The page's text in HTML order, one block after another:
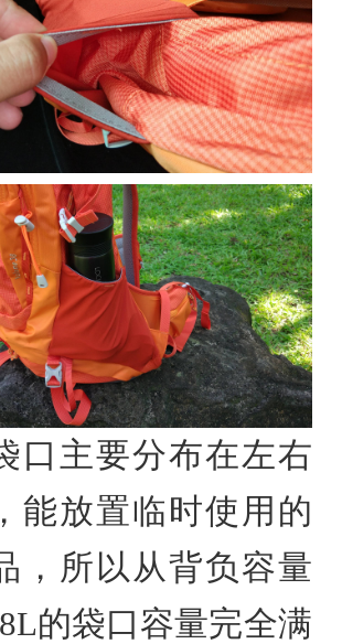
口主要分布在左右
能放置临时使用的
，所以从背负容量
的袋口容量完全满